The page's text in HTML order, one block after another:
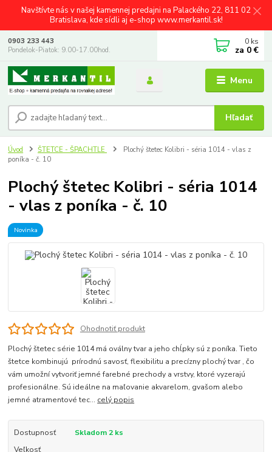
Navštívte nás v našej kamennej predajni na Palackého 22, 811 02
Bratislava, kde sídli aj e-shop www.merkantil.sk!
Menu
Hľadať
0903 233 443
Pondelok-Piatok: 9.00-17.00hod.
0 ks
za 0 €
Úvod ŠTETCE - ŠPACHTLE
Plochý štetec Kolibri - séria 1014 - vlas z
poníka - č. 10
Plochý štetec Kolibri - séria 1014
- vlas z poníka - č. 10
Novinka
Ohodnotiť produkt
Plochý štetec série 1014 má oválny tvar a jeho chĺpky sú z poníka. Tieto
štetce kombinujú prírodnú savosť, flexibilitu a precízny plochý tvar , čo
vám umožní vytvoriť jemné farebné prechody a vrstvy, ktoré vyzerajú
profesionálne. Sú ideálne na maľovanie akvarelom, gvašom alebo
jemné atramentové tec... celý popis
Dostupnosť
Skladom 2 ks
Veľkosť